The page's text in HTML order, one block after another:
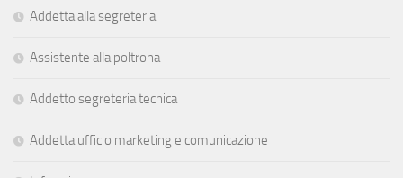
Addetta alla segreteria
Assistente alla poltrona
Addetto segreteria tecnica
Addetta ufficio marketing e comunicazione